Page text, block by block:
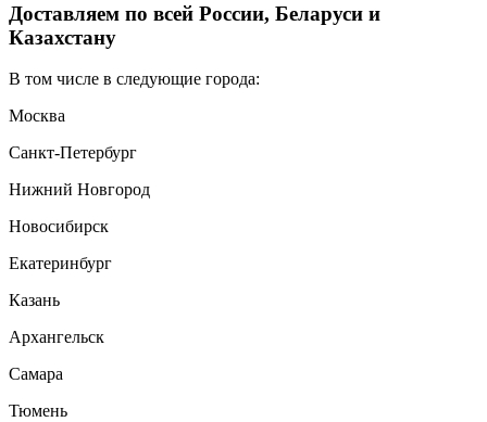
Доставляем по всей России, Беларуси и
Казахстану
В том числе в следующие города:
Москва
Санкт-Петербург
Нижний Новгород
Новосибирск
Екатеринбург
Казань
Архангельск
Самара
Тюмень